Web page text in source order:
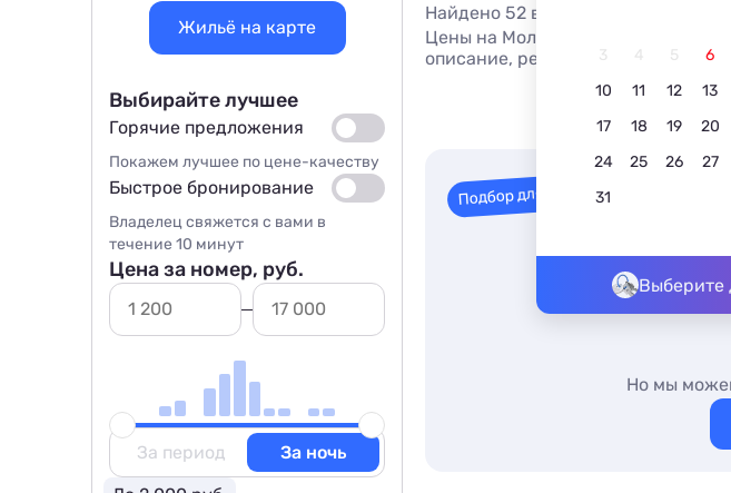
3
4 5 6
10
11 12 13
17
18 19 20
24
25 26 27
31
Выберите
Найдено 52 варианта жилья из 52
Цены на Молодежные отели Керчи
описание, реальные отзывы.
Подбор для вас
Но мы
Жильё на карте
Выбирайте лучшее
Горячие предложения
Покажем лучшее по цене-качеству
Быстрое бронирование
Владелец свяжется с вами в
течение 10 минут
Цена за номер, руб.
За период
За ночь